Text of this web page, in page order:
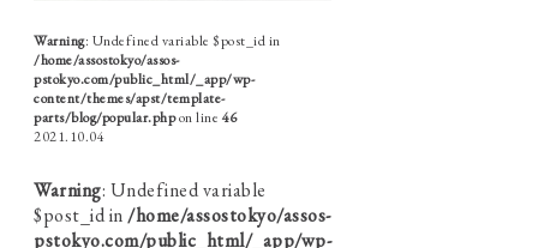
Warning: Undefined variable $post_id in
/home/assostokyo/assos-
pstokyo.com/public_html/_app/wp-
content/themes/apst/template-
parts/blog/popular.phpon line 46
2021.10.04
Warning: Undefined variable
$post_id in/home/assostokyo/assos-
pstokyo.com/public_html/_app/wp-